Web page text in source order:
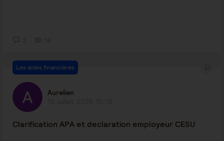
Les aides financières
Aurelien
Clarification APA et declaration employeur CESU